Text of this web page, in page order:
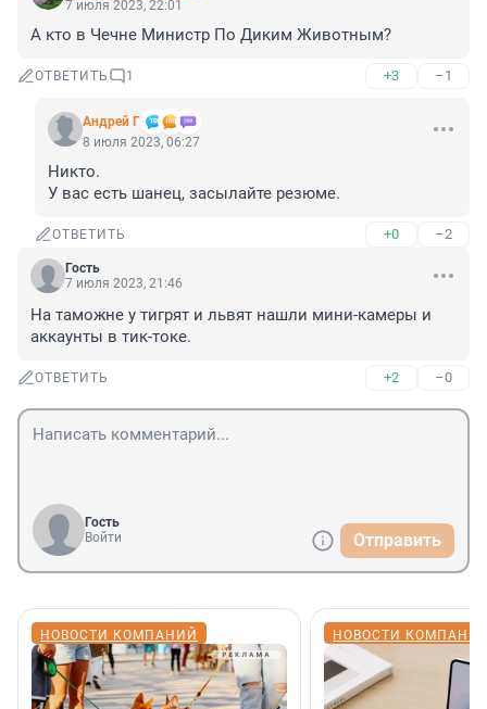
7 июля 2023, 22:01
А кто в Чечне Министр По Диким Животным?
ОТВЕТИТЬ 1 +3 –1
Андрей Г
8 июля 2023, 06:27
Никто.
У вас есть шанец, засылайте резюме.
ОТВЕТИТЬ +0 –2
Гость
7 июля 2023, 21:46
На таможне у тигрят и львят нашли мини-камеры и
аккаунты в тик-токе.
ОТВЕТИТЬ +2 –0
Гость
Войти
Отправить
НОВОСТИ КОМПАНИЙ НОВОСТИ